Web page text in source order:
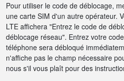
Pour utiliser le code de déblocage,
une carte SIM d'un autre opérateur.
LTE affichera "Entrez le code de
déblocage réseau". Entrez votre
téléphone sera débloqué
n'affiche pas le champ nécessaire
nous s'il vous plaît pour des